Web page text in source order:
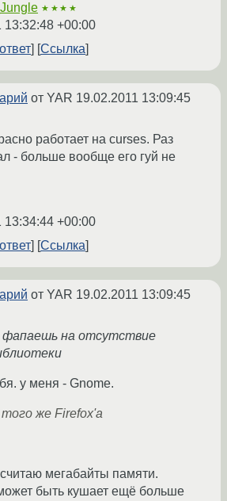
★★★★
13:32:48 +00:00
Ссылка
от YAR 19.02.2011 13:09:45
работает на curses. Раз
- больше вообще его гуй не
13:34:44 +00:00
Ссылка
от YAR 19.02.2011 13:09:45
на отсутствие
у меня - Gnome.
же Firefox'a
мегабайты памяти.
быть кушает ещё больше